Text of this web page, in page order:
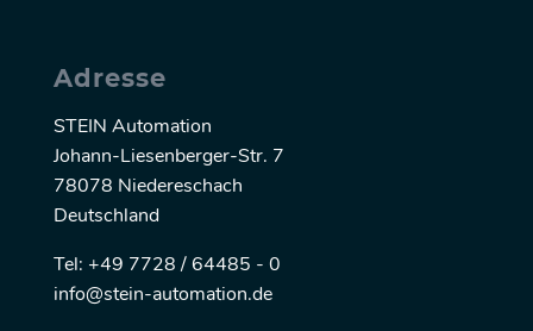
Adresse
STEIN Automation
Johann-Liesenberger-Str. 7
78078 Niedereschach
Deutschland
Tel: +49 7728 / 64485 - 0
info@stein-automation.de